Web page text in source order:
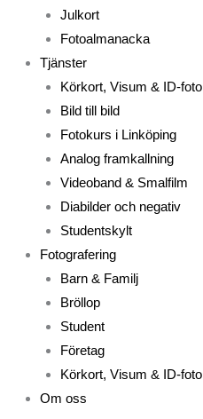
Julkort
Fotoalmanacka
Tjänster
Körkort, Visum & ID-foto
Bild till bild
Fotokurs i Linköping
Analog framkallning
Videoband & Smalfilm
Diabilder och negativ
Studentskylt
Fotografering
Barn & Familj
Bröllop
Student
Företag
Körkort, Visum & ID-foto
Om oss